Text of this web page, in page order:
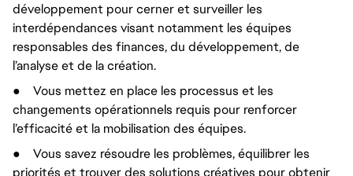
développement pour cerner et surveiller les
interdépendances visant notamment les équipes
responsables des finances, du développement, de
l’analyse et de la création.
●
Vous mettez en place les processus et les
changements opérationnels requis pour renforcer
l’efficacité et la mobilisation des équipes.
●
Vous savez résoudre les problèmes, équilibrer les
priorités et trouver des solutions créatives pour obtenir